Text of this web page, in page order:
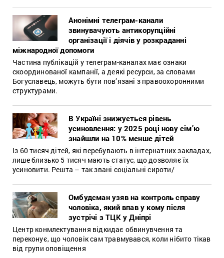
Анонімні телеграм-канали
звинувачують антикорупційні
організації і діячів у розкраданні
міжнародної допомоги
Частина публікацій у телеграм-каналах має ознаки
скоординованої кампанії, а деякі ресурси, за словами
Богуславець, можуть бути пов’язані з правоохоронними
структурами.
В Україні знижується рівень
усиновлення: у 2025 році нову сім’ю
знайшли на 10% менше дітей
Із 60 тисяч дітей, які перебувають в інтернатних закладах,
лише близько 5 тисяч мають статус, що дозволяє їх
усиновити. Решта – так звані соціальні сироти/
Омбудсман узяв на контроль справу
чоловіка, який впав у кому після
зустрічі з ТЦК у Дніпрі
Центр конмлектування відкидає обвинувчення та
переконує, що чоловік сам травмувався, коли нібито тікав
від групи оповіщення